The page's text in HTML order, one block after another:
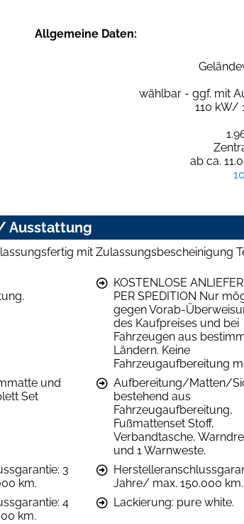
Allgemeine Daten:
wählbar - ggf. mit
110 kW/
ab ca.
Ausstattung
mit Zulassungsbescheinigung
KOSTENLOSE
PER SPEDITION Nur
gegen Vorab-
des Kaufpreises und bei
Fahrzeugen aus
Ländern. Keine
Fahrzeugaufbereitung
und
Set
Aufbereitung/Matten/
bestehend aus
Fahrzeugaufbereitung,
Fußmattenset Stoff,
Verbandtasche,
und 1 Warnweste.
3
km.
Jahre/ max. 150.000 km.
4
km.
Lackierung: pure white.